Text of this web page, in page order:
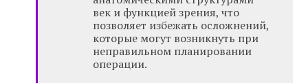
век и функцией зрения, что
позволяет избежать осложнений,
которые могут возникнуть при
неправильном планировании
операции.